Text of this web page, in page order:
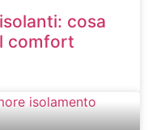
cosa
comfort